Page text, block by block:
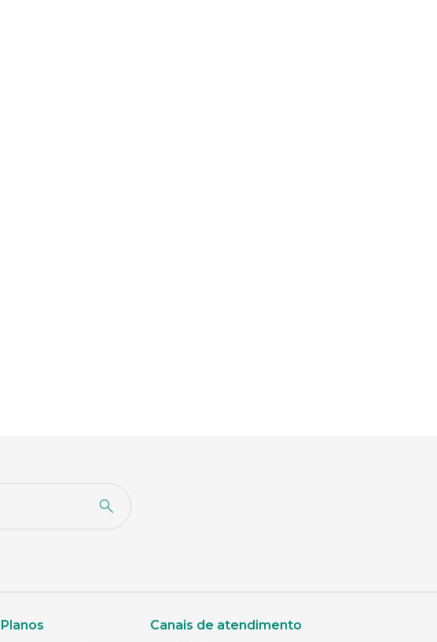
Planos Canais de atendimento